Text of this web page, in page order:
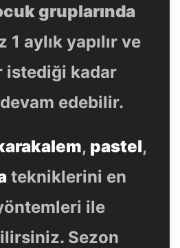
gruplarında
1 aylık yapılır ve
istediği kadar
edebilir.
, pastel,
tekniklerini en
ile
Sezon